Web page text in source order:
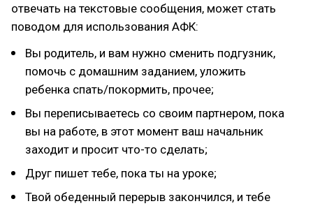
отвечать на текстовые сообщения, может стать
поводом для использования АФК:
Вы родитель, и вам нужно сменить подгузник,
помочь с домашним заданием, уложить
ребенка спать/покормить, прочее;
Вы переписываетесь со своим партнером, пока
вы на работе, в этот момент ваш начальник
заходит и просит что-то сделать;
Друг пишет тебе, пока ты на уроке;
Твой обеденный перерыв закончился, и тебе